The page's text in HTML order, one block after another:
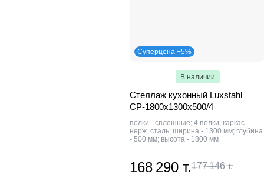
Суперцена −5%
В наличии
Стеллаж кухонный Luxstahl
СР-1800x1300x500/4
полки - сплошные; 4 полки; каркас -
нерж. сталь; ширина - 1300 мм; глубина
- 500 мм; высота - 1800 мм
168 290 т.177 146 т.